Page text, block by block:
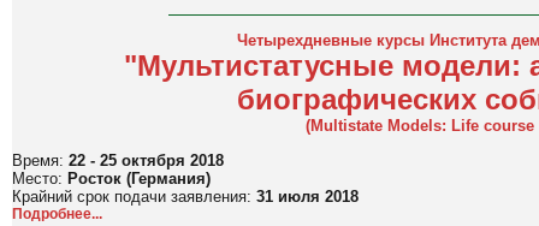
Четырехдневные курсы Института
"Мультистатусные модели:
биографических
(Multistate Models: Life
Время: 22 - 25 октября 2018
Место: Росток (Германия)
Крайний срок подачи заявления: 31 июля 2018
Подробнее...